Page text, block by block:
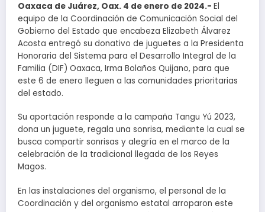
Oaxaca de Juárez, Oax. 4 de enero de 2024.- El
equipo de la Coordinación de Comunicación Social del
Gobierno del Estado que encabeza Elizabeth Álvarez
Acosta entregó su donativo de juguetes a la Presidenta
Honoraria del Sistema para el Desarrollo Integral de la
Familia (DIF) Oaxaca, Irma Bolaños Quijano, para que
este 6 de enero lleguen a las comunidades prioritarias
del estado.
Su aportación responde a la campaña Tangu Yú 2023,
dona un juguete, regala una sonrisa, mediante la cual se
busca compartir sonrisas y alegría en el marco de la
celebración de la tradicional llegada de los Reyes
Magos.
En las instalaciones del organismo, el personal de la
Coordinación y del organismo estatal arroparon este